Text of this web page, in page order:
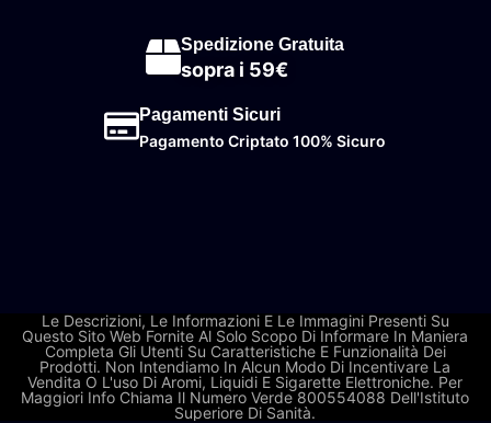
Spedizione Gratuita
sopra i 59€
Pagamenti Sicuri
Pagamento Criptato 100% Sicuro
Le Descrizioni, Le Informazioni E Le Immagini Presenti Su
Questo Sito Web Fornite Al Solo Scopo Di Informare In Maniera
Completa Gli Utenti Su Caratteristiche E Funzionalità Dei
Prodotti. Non Intendiamo In Alcun Modo Di Incentivare La
Vendita O L'uso Di Aromi, Liquidi E Sigarette Elettroniche. Per
Maggiori Info Chiama Il Numero Verde 800554088 Dell'Istituto
Superiore Di Sanità.